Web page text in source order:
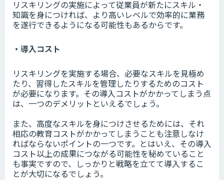
リスキリングの実施によって従業員が新たにスキル・
知識を身につければ、より高いレベルで効率的に業務
を遂行できるようになる可能性もあるからです。
・導入コスト
リスキリングを実施する場合、必要なスキルを見極め
たり、習得したスキルを管理したりするためのコスト
が必要になります。その導入コストがかかってしまう点
は、一つのデメリットといえるでしょう。
また、高度なスキルを身につけさせるためには、それ
相応の教育コストがかかってしまうことも注意しなけ
ればならないポイントの一つです。とはいえ、その導入
コスト以上の成果につながる可能性を秘めていること
も事実ですので、しっかりと戦略を立てて導入するこ
とが大切になるでしょう。